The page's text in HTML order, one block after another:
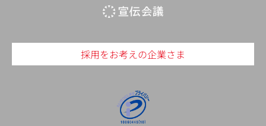
採用をお考えの企業さま